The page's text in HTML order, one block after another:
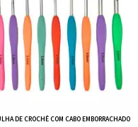
DE CROCHÊ COM CABO EMBORRACHADO